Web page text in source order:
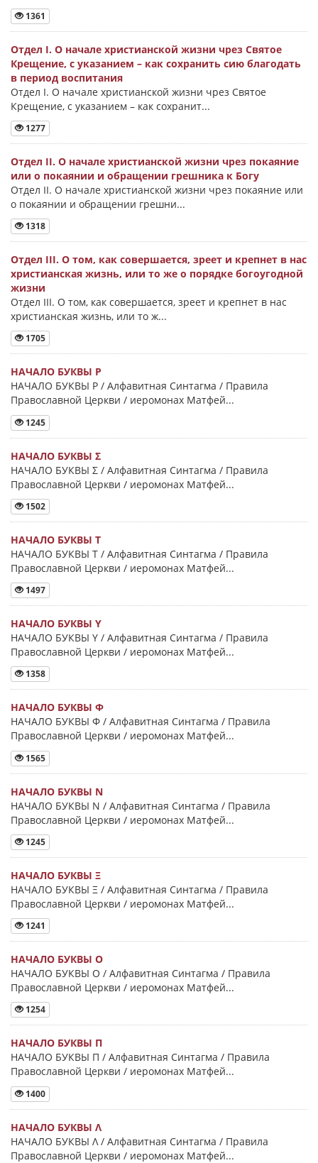
1361
Отдел I. О начале христианской жизни чрез Святое
Крещение, с указанием – как сохранить сию благодать
в период воспитания
Отдел I. О начале христианской жизни чрез Святое
Крещение, с указанием – как сохранит...
1277
Отдел II. О начале христианской жизни чрез покаяние
или о покаянии и обращении грешника к Богу
Отдел II. О начале христианской жизни чрез покаяние или
о покаянии и обращении грешни...
1318
Отдел III. О том, как совершается, зреет и крепнет в нас
христианская жизнь, или то же о порядке богоугодной
жизни
Отдел III. О том, как совершается, зреет и крепнет в нас
христианская жизнь, или то ж...
1705
НАЧАЛО БУКВЫ Ρ
НАЧАЛО БУКВЫ Ρ / Алфавитная Синтагма / Правила
Православной Церкви / иеромонах Матфей...
1245
НАЧАЛО БУКВЫ Σ
НАЧАЛО БУКВЫ Σ / Алфавитная Синтагма / Правила
Православной Церкви / иеромонах Матфей...
1502
НАЧАЛО БУКВЫ Τ
НАЧАЛО БУКВЫ Τ / Алфавитная Синтагма / Правила
Православной Церкви / иеромонах Матфей...
1497
НАЧАЛО БУКВЫ Y
НАЧАЛО БУКВЫ Y / Алфавитная Синтагма / Правила
Православной Церкви / иеромонах Матфей...
1358
НАЧАЛО БУКВЫ Φ
НАЧАЛО БУКВЫ Φ / Алфавитная Синтагма / Правила
Православной Церкви / иеромонах Матфей...
1565
НАЧАЛО БУКВЫ Ν
НАЧАЛО БУКВЫ Ν / Алфавитная Синтагма / Правила
Православной Церкви / иеромонах Матфей...
1245
НАЧАЛО БУКВЫ Ξ
НАЧАЛО БУКВЫ Ξ / Алфавитная Синтагма / Правила
Православной Церкви / иеромонах Матфей...
1241
НАЧАЛО БУКВЫ Ο
НАЧАЛО БУКВЫ Ο / Алфавитная Синтагма / Правила
Православной Церкви / иеромонах Матфей...
1254
НАЧАЛО БУКВЫ Π
НАЧАЛО БУКВЫ Π / Алфавитная Синтагма / Правила
Православной Церкви / иеромонах Матфей...
1400
НАЧАЛО БУКВЫ Λ
НАЧАЛО БУКВЫ Λ / Алфавитная Синтагма / Правила
Православной Церкви / иеромонах Матфей...